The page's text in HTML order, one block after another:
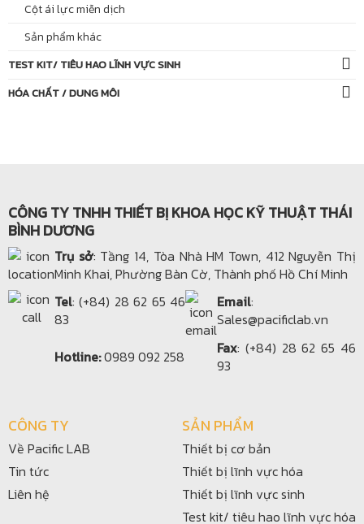
Cột ái lực miễn dịch
Sản phẩm khác
TEST KIT/ TIÊU HAO LĨNH VỰC SINH
HÓA CHẤT / DUNG MÔI
CÔNG TY TNHH THIẾT BỊ KHOA HỌC KỸ THUẬT THÁI
BÌNH DƯƠNG
Trụ sở: Tầng 14, Tòa Nhà HM Town, 412 Nguyễn Thị
Minh Khai, Phường Bàn Cờ, Thành phố Hồ Chí Minh
Tel: (+84) 28 62 65 46
83
Email:
Sales@pacificlab.vn
Hotline:0989 092 258 Fax: (+84) 28 62 65 46
93
CÔNG TY
Về Pacific LAB
Tin tức
Liên hệ
SẢN PHẨM
Thiết bị cơ bản
Thiết bị lĩnh vực hóa
Thiết bị lĩnh vực sinh
Test kit/ tiêu hao lĩnh vực hóa